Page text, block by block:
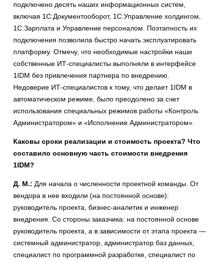
подключено десять наших информационных систем,
включая 1С:Документооборот, 1С:Управление холдингом,
1С:Зарплата и Управление персоналом. Поэтапность их
подключения позволила быстро начать эксплуатировать
платформу. Отмечу, что необходимые настройки наши
собственные ИТ-специалисты выполняли в интерфейсе
1IDM без привлечения партнера по внедрению.
Недоверие ИТ-специалистов к тому, что делает 1IDM в
автоматическом режиме, было преодолено за счет
использования специальных режимов работы «Контроль
Администратором» и «Исполнение Администратором».
Каковы сроки реализации и стоимость проекта? Что
составило основную часть стоимости внедрения
1IDM?
Д. М.: Для начала о численности проектной команды. От
вендора в нее входили (на постоянной основе):
руководитель проекта, бизнес-аналитик и инженер
внедрения. Со стороны заказчика: на постоянной основе
руководитель проекта, а в зависимости от этапа проекта —
системный администратор, администратор баз данных,
специалист по программной разработке, специалист по